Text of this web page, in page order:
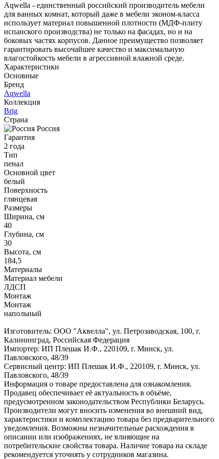
Aqwella - единственный российский производитель мебели
для ванных комнат, который даже в мебели эконом-класса
использует материал повышенной плотности (МДФ-плиту
испанского производства) не только на фасадах, но и на
боковых частях корпусов. Данное преимущество позволяет
гарантировать высочайшее качество и максимальную
влагостойкость мебели в агрессивной влажной среде.
Характеристики
Основные
Бренд
Aqwella
Коллекция
Brig
Страна
Россия
Гарантия
2 года
Тип
пенал
Основной цвет
белый
Поверхность
глянцевая
Размеры
Ширина, см
40
Глубина, см
30
Высота, см
184,5
Материалы
Материал мебели
ЛДСП
Монтаж
Монтаж
напольный
Изготовитель: ООО "Аквелла", ул. Петрозаводская, 100, г.
Калининград, Российская Федерация
Импортер: ИП Плешак И.Ф., 220109, г. Минск, ул.
Павловского, 48/39
Сервисный центр: ИП Плешак И.Ф., 220109, г. Минск, ул.
Павловского, 48/39
Информация о товаре предоставлена для ознакомления.
Продавец обеспечивает её актуальность в объёме,
предусмотренном законодательством Республики Беларусь.
Производители могут вносить изменения во внешний вид,
характеристики и комплектацию товара без предварительного
уведомления. Возможны незначительные расхождения в
описании или изображениях, не влияющие на
потребительские свойства товара. Наличие товара на складе
рекомендуется уточнять у сотрудников магазина.